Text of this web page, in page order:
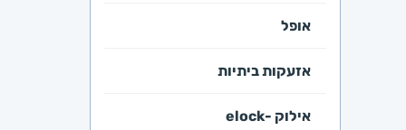
אופל
אזעקות ביתיות
אילוק -elock